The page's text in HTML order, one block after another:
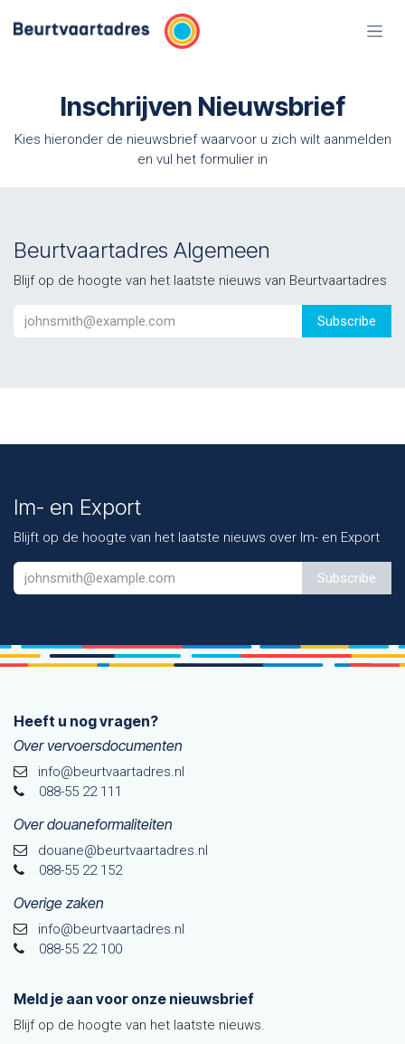
Inschrijven Nieuwsbrief
Kies hieronder de nieuwsbrief waarvoor u zich wilt aanmelden
en vul het formulier in
Beurtvaartadres Algemeen
Blijf op de hoogte van het laatste nieuws van Beurtvaartadres
Subscribe
Im- en Export
Blijft op de hoogte van het laatste nieuws over Im- en Export
Subscribe
Heeft u nog vragen?
Over vervoersdocumenten
info@beurtvaartadres.nl
088-55 22 111
Over douaneformaliteiten
douane@beurtvaarta​dres.nl
088-55 22 152
Overige zaken
info@beurtvaartadres.nl
088-55 22 100
Meld je aan voor onze nieuwsbrief
Blijf op de hoogte van het laatste nieuws.